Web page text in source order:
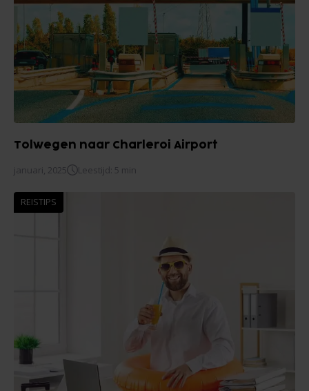
Tolwegen naar Charleroi Airport
januari, 2025 Leestijd: 5 min
REISTIPS